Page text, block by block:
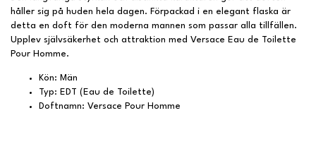
håller sig på huden hela dagen. Förpackad i en elegant flaska är
detta en doft för den moderna mannen som passar alla tillfällen.
Upplev självsäkerhet och attraktion med Versace Eau de Toilette
Pour Homme.
Kön: Män
Typ: EDT (Eau de Toilette)
Doftnamn: Versace Pour Homme